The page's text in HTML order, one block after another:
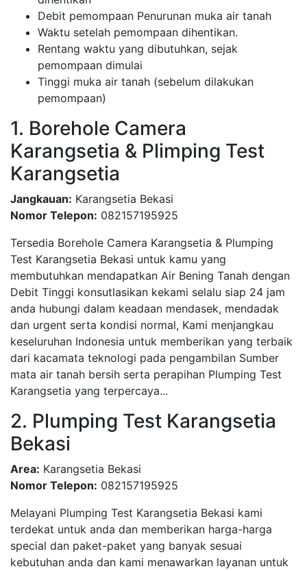
Debit pemompaan Penurunan muka air tanah
Waktu setelah pemompaan dihentikan.
Rentang waktu yang dibutuhkan, sejak
pemompaan dimulai
Tinggi muka air tanah (sebelum dilakukan
pemompaan)
1. Borehole Camera
Karangsetia & Plimping Test
Karangsetia
Jangkauan: Karangsetia Bekasi
Nomor Telepon: 082157195925
Tersedia Borehole Camera Karangsetia & Plumping
Test Karangsetia Bekasi untuk kamu yang
membutuhkan mendapatkan Air Bening Tanah dengan
Debit Tinggi konsutlasikan kekami selalu siap 24 jam
anda hubungi dalam keadaan mendasek, mendadak
dan urgent serta kondisi normal, Kami menjangkau
keseluruhan Indonesia untuk memberikan yang terbaik
dari kacamata teknologi pada pengambilan Sumber
mata air tanah bersih serta perapihan Plumping Test
Karangsetia yang terpercaya...
2. Plumping Test Karangsetia
Bekasi
Area: Karangsetia Bekasi
Nomor Telepon: 082157195925
Melayani Plumping Test Karangsetia Bekasi kami
terdekat untuk anda dan memberikan harga-harga
special dan paket-paket yang banyak sesuai
kebutuhan anda dan kami menawarkan layanan untuk